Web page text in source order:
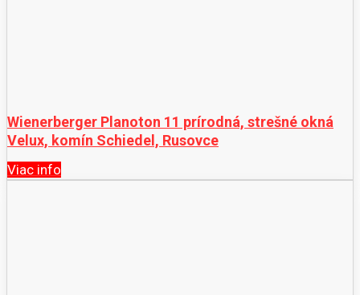
Wienerberger Planoton 11 prírodná, strešné okná
Velux, komín Schiedel, Rusovce
Viac info